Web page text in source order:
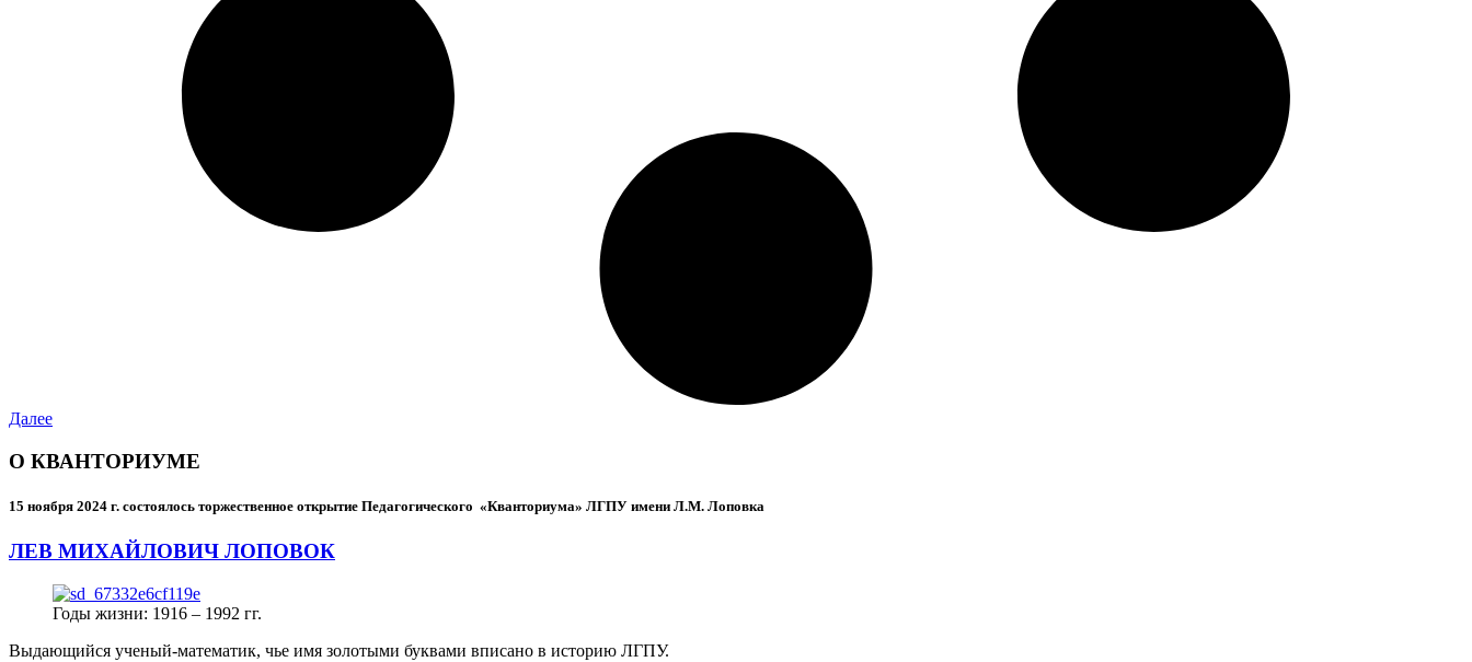
Далее
О КВАНТОРИУМЕ
15 ноября 2024 г. состоялось торжественное открытие Педагогического «Кванториума» ЛГПУ имени Л.М. Лоповка
ЛЕВ МИХАЙЛОВИЧ ЛОПОВОК
Годы жизни: 1916 – 1992 гг.
Выдающийся ученый-математик, чье имя золотыми буквами вписано в историю ЛГПУ.